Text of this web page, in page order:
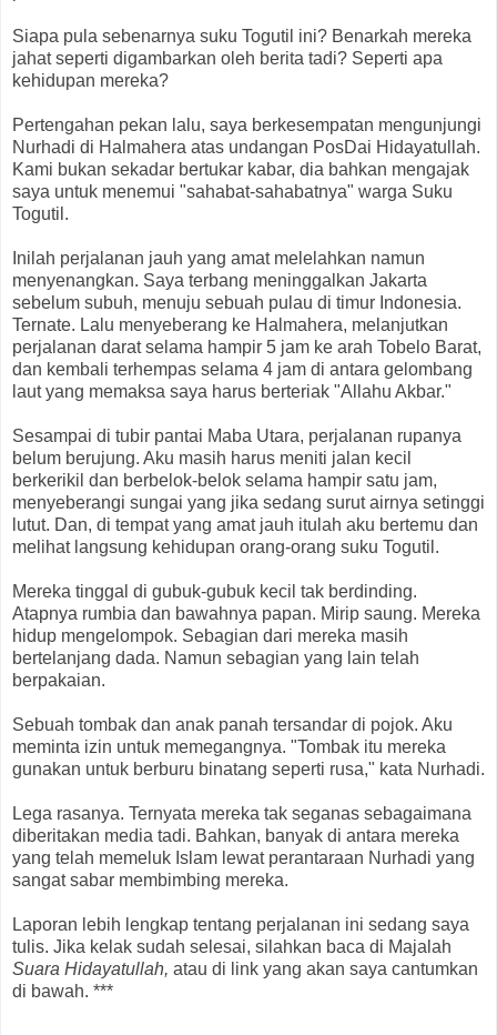
Siapa pula sebenarnya suku Togutil ini? Benarkah mereka
jahat seperti digambarkan oleh berita tadi? Seperti apa
kehidupan mereka?
Pertengahan pekan lalu, saya berkesempatan mengunjungi
Nurhadi di Halmahera atas undangan PosDai Hidayatullah.
Kami bukan sekadar bertukar kabar, dia bahkan mengajak
saya untuk menemui "sahabat-sahabatnya" warga Suku
Togutil.
Inilah perjalanan jauh yang amat melelahkan namun
menyenangkan. Saya terbang meninggalkan Jakarta
sebelum subuh, menuju sebuah pulau di timur Indonesia.
Ternate. Lalu menyeberang ke Halmahera, melanjutkan
perjalanan darat selama hampir 5 jam ke arah Tobelo Barat,
dan kembali terhempas selama 4 jam di antara gelombang
laut yang memaksa saya harus berteriak "Allahu Akbar."
Sesampai di tubir pantai Maba Utara, perjalanan rupanya
belum berujung. Aku masih harus meniti jalan kecil
berkerikil dan berbelok-belok selama hampir satu jam,
menyeberangi sungai yang jika sedang surut airnya setinggi
lutut. Dan, di tempat yang amat jauh itulah aku bertemu dan
melihat langsung kehidupan orang-orang suku Togutil.
Mereka tinggal di gubuk-gubuk kecil tak berdinding.
Atapnya rumbia dan bawahnya papan. Mirip saung. Mereka
hidup mengelompok. Sebagian dari mereka masih
bertelanjang dada. Namun sebagian yang lain telah
berpakaian.
Sebuah tombak dan anak panah tersandar di pojok. Aku
meminta izin untuk memegangnya. "Tombak itu mereka
gunakan untuk berburu binatang seperti rusa," kata Nurhadi.
Lega rasanya. Ternyata mereka tak seganas sebagaimana
diberitakan media tadi. Bahkan, banyak di antara mereka
yang telah memeluk Islam lewat perantaraan Nurhadi yang
sangat sabar membimbing mereka.
Laporan lebih lengkap tentang perjalanan ini sedang saya
tulis. Jika kelak sudah selesai, silahkan baca di Majalah
Suara Hidayatullah, atau di link yang akan saya cantumkan
di bawah. ***